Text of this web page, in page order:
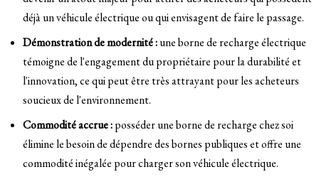
déjà un véhicule électrique ou qui envisagent de faire le passage.
Démonstration de modernité :une borne de recharge électrique
témoigne de l'engagement du propriétaire pour la durabilité et
l'innovation, ce qui peut être très attrayant pour les acheteurs
soucieux de l'environnement.
Commodité accrue :posséder une borne de recharge chez soi
élimine le besoin de dépendre des bornes publiques et offre une
commodité inégalée pour charger son véhicule électrique.